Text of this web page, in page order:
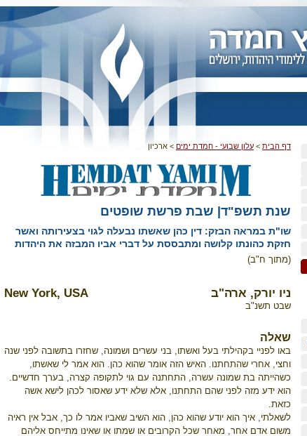
דף הבית > עלון שבועי - חמדת ימים > ארכיון
שנת תשפ"ד| שבת פרשת שופטים
שו"ת במראה הבזק: דין כהן שאשתו נבעלה לגוי בצעירותה ואשר
חזקת כהונתו קלושה ומתבססת על דברי אביו המבזה את היהדות
(מתוך ח"ב)
ניו יורק, ארה"ב New York, USA
שבט תשנ"ב
שאלה
באו לפניי בקהילתי בעל ואשתו, בני עשרים ושמונה, שחזרו בתשובה לפני שנה
וחצי, אחרי שהתחתנו. האיש הזה אומר שהוא כהן. הוא אמר לי שאשתו,
כשהייתה בת שמונה עשרה, התחתנה עם גוי לתקופה קצרה, בערך חדשיים.
הוא ידע מזה לפני שהם התחתנו, אלא שלא ידע שאסור לכהן לישא אשה
כזאת.
לשאלתי, איך הוא יודע שהוא כהן, הוא השיב שאביו אמר לו כך, אבל אין ראיה
משום אדם אחר, מאחר שכל הקרובים או שמתו או שאינו מתייחס אליהם